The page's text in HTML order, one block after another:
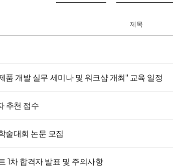
제목
개발 실무 세미나 및 워크샵 개최" 교육 일정
추천 접수
술대회 논문 모집
1차 합격자 발표 및 주의사항